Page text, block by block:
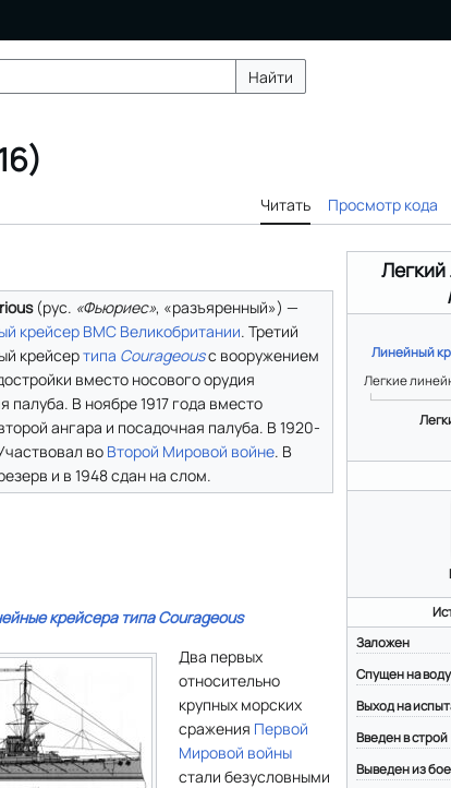
Найти
Читать Просмотр кода
Линейный
Легкие
Заложен
Спущен на воду
Выход на
Введен в строй
Выведен из
(рус. «Фьюриес», «разъяренный») —
крейсер ВМС Великобритании. Третий
крейсертипа Courageousс вооружением
вместо носового орудия
палуба. В ноябре 1917 года вместо
ангара и посадочная палуба. В 1920-
во Второй Мировой войне. В
и в 1948 сдан на слом.
крейсера типа Courageous
Два первых
относительно
крупных морских
сражения Первой
Мировой войны
стали безусловными